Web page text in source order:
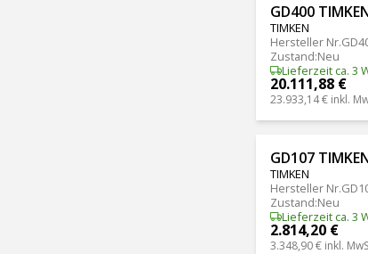
GD400
TIMKEN
Hersteller Nr.
Zustand:Neu
Lieferzeit ca. 3
20.111,88 €
23.933,14 € inkl.
GD107
TIMKEN
Hersteller Nr.
Zustand:Neu
Lieferzeit ca. 3
2.814,20 €
3.348,90 € inkl.